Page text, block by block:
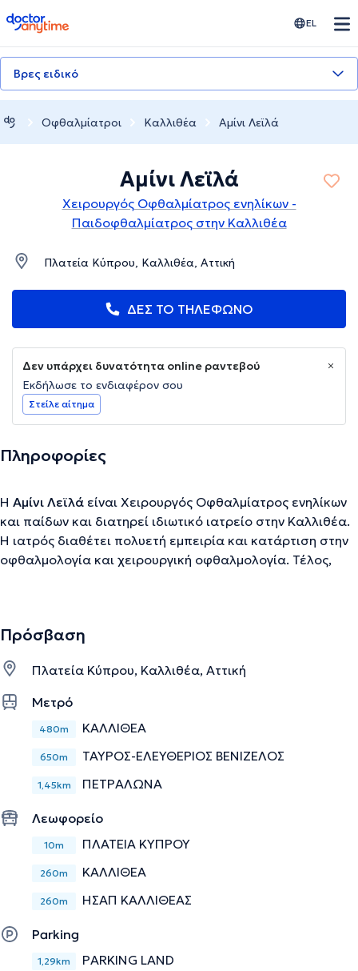
doctoranytime EL
Βρες ειδικό
Οφθαλμίατροι Καλλιθέα Αμίνι Λεϊλά
Αμίνι Λεϊλά
Χειρουργός Οφθαλμίατρος ενηλίκων -
Παιδοφθαλμίατρος στην Καλλιθέα
Πλατεία Κύπρου, Καλλιθέα, Αττική
ΔΕΣ ΤΟ ΤΗΛΕΦΩΝΟ
Δεν υπάρχει δυνατότητα online ραντεβού
Εκδήλωσε το ενδιαφέρον σου
Στείλε αίτημα
Πληροφορίες
Η Αμίνι Λεϊλά είναι Χειρουργός Οφθαλμίατρος ενηλίκων
και παίδων και διατηρεί ιδιωτικό ιατρείο στην Καλλιθέα.
Η ιατρός διαθέτει πολυετή εμπειρία και κατάρτιση στην
οφθαλμολογία και χειρουργική οφθαλμολογία. Τέλος,
επαληθευμένες πληροφορίες.
Πρόσβαση
Πλατεία Κύπρου, Καλλιθέα, Αττική
Μετρό
480m ΚΑΛΛΙΘΕΑ
650m ΤΑΥΡΟΣ-ΕΛΕΥΘΕΡΙΟΣ ΒΕΝΙΖΕΛΟΣ
1,45km ΠΕΤΡΑΛΩΝΑ
Λεωφορείο
10m ΠΛΑΤΕΙΑ ΚΥΠΡΟΥ
260m ΚΑΛΛΙΘΕΑ
260m ΗΣΑΠ ΚΑΛΛΙΘΕΑΣ
Parking
1,29km PARKING LAND